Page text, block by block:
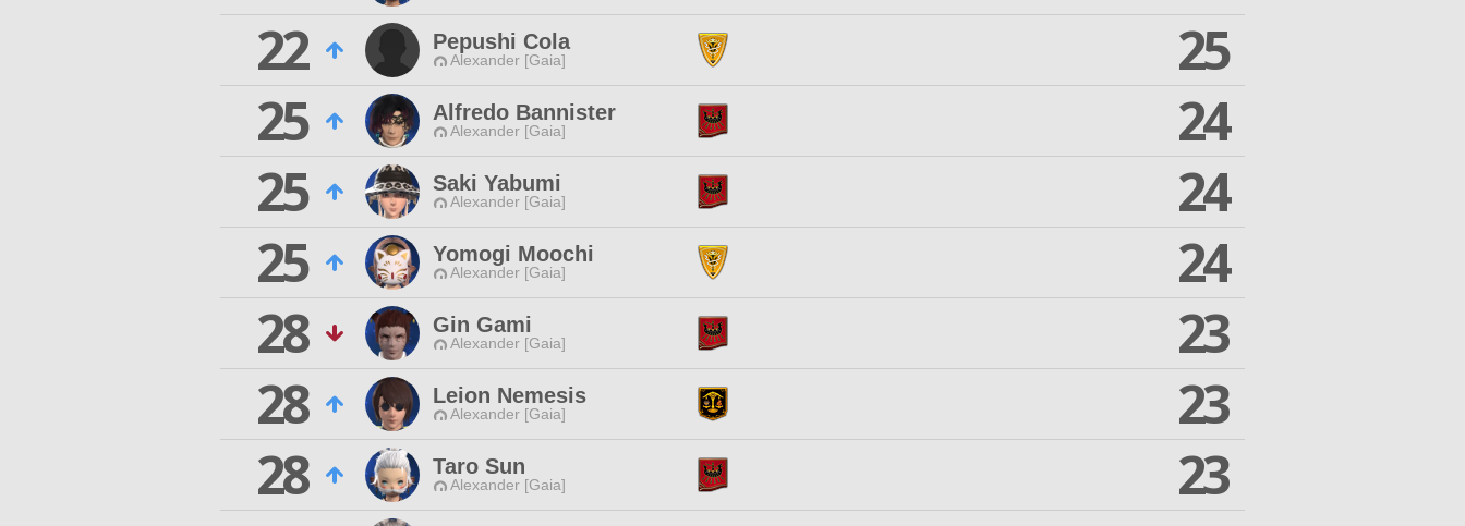
22
Pepushi Cola
Alexander [Gaia]
25
25
Alfredo Bannister
Alexander [Gaia]
24
25
Saki Yabumi
Alexander [Gaia]
24
25
Yomogi Moochi
Alexander [Gaia]
24
28
Gin Gami
Alexander [Gaia]
23
28
Leion Nemesis
Alexander [Gaia]
23
28
Taro Sun
Alexander [Gaia]
23